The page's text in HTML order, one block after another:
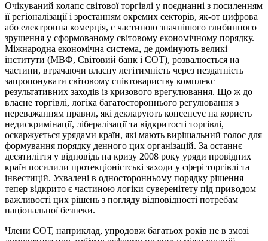
Очікуваний колапс світової торгівлі у поєднанні з посиленням
її регіоналізації і зростанням окремих секторів, як-от цифрова
або електронна комерція, є частиною значнішого глибинного
зрушення у сформованому світовому економічному порядку.
Міжнародна економічна система, де домінують великі
інститути (МВФ, Світовий банк і СОТ), розвалюється на
частини, втрачаючи власну легітимність через нездатність
запропонувати світовому співтовариству комплекс
результативних заходів із кризового врегулювання. Що ж до
власне торгівлі, логіка багатостороннього регулювання з
переважанням правил, які декларують консенсус на користь
недискримінації, лібералізації та відкритості торгівлі,
оскаржується урядами країн, які мають вирішальний голос для
формування порядку денного цих організацій. За останнє
десятиліття у відповідь на кризу 2008 року уряди провідних
країн посилили протекціоністські заходи у сфері торгівлі та
інвестицій. Ухвалені в односторонньому порядку рішення
тепер відкрито є частиною логіки суверенітету під приводом
важливості цих рішень з погляду відповідності потребам
національної безпеки.
Члени СОТ, наприклад, упродовж багатьох років не в змозі